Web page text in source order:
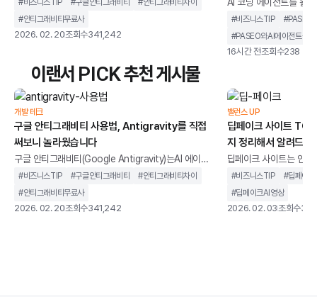
히 코드 자동완성을 제공하는 도구가 아니라,개발 작업
을 계획하고 실행까지 이어가는 구조를 지향합니다.기
면, 안티그래비티는 AI가 코드 작성, 터미널 실행, 브라
우저 테스트까지 하나의 흐름 안에서 처리하도록 설계
되었습니다. 개발자를 돕는 도구를 넘어 개발 과정에 직
접 관여하는 환경에 가깝습니다.이 글에서는 구글 안티
그래비티가 기존 개발 환경과 무엇이 다른지, 어떻게
#안티그래비티무료사
2026. 02. 20조회수341,242
버깅, 리뷰 등여러 작업
있습니다.하지만 작업
지켜야 한다는 제약이
OpenCode, Copilot 같
스크톱, 웹, CLI에서 함
과 가깝습니다.이번 글
왜 AI 코딩 에이전트
#비즈니스TIP #PASEO
#PASEO와AI에이전트툴차
16시간 전조회수238
이랜서 PICK 추천 게시물
개발 테크
구글 안티그래비티 사용법, Antigravity를 직접
써보니 놀라웠습니다
구글 안티그래비티(Google Antigravity)는AI 에이전
트를 중심으로 설계된 통합 개발 환경을 말합니다. 단순
히 코드 자동완성을 제공하는 도구가 아니라,개발 작업
을 계획하고 실행까지 이어가는 구조를 지향합니다.기
#비즈니스TIP #구글안티그래비티 #안티그래비티차이
#안티그래비티무료사
2026. 02. 20조회수341,242
밸런스 UP
딥페이크 사이트
지 정리해서 알려드립
딥페이크 사이트는 인
굴이나 음성을 합성하
생성할 수 있는 웹 기반
니다.과거에는 전문 장
#비즈니스TIP #딥페이
#딥페이크AI영상
2026. 02. 03조회수